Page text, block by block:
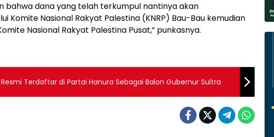
bahwa dana yang telah terkumpul nantinya akan
Komite Nasional Rakyat Palestina (KNRP) Bau-Bau kemudian
Nasional Rakyat Palestina Pusat,” punkasnya.
Terdaftar di Partai Hanura Sebagai Balon Gubernur Sultra